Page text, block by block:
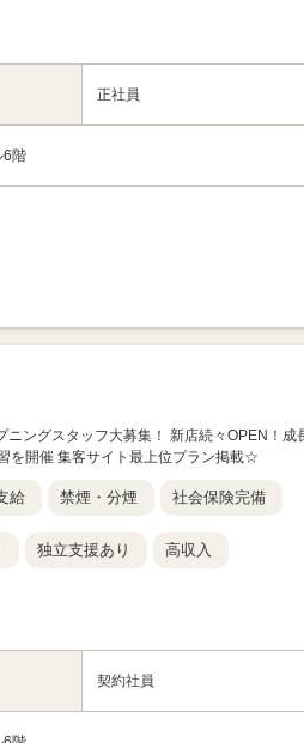
正社員
6階
ングスタッフ大募集！ 新店続々OPEN！成
を開催 集客サイト最上位プラン掲載☆
給 禁煙・分煙 社会保険完備
独立支援あり 高収入
契約社員